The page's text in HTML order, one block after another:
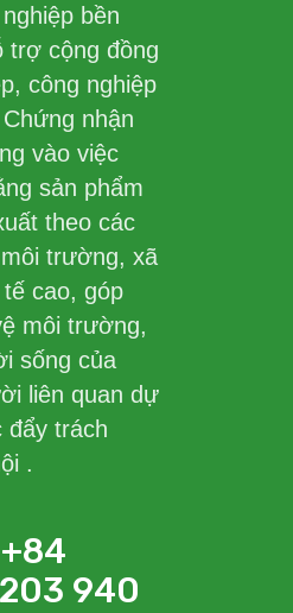
bền
trợ cộng đồng
công nghiệp
nhận
vào việc
sản phẩm
theo các
trường, xã
tế cao, góp
môi trường,
sống của
liên quan dự
đẩy trách
.
940